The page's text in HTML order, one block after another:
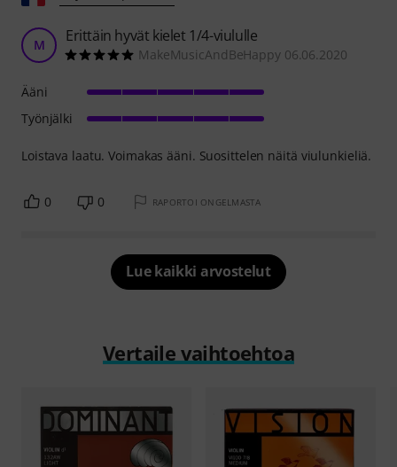
M Erittäin hyvät kielet 1/4-viululle
MakeMusicAndBeHappy 06.06.2020
Loistava laatu. Voimakas ääni. Suosittelen näitä viulunkieliä.
Ääni
Työnjälki
0 0 RAPORTOI ONGELMASTA
Lue kaikki arvostelut
Vertaile vaihtoehtoa